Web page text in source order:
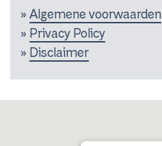
» Algemene voorwaarden
» Privacy Policy
» Disclaimer